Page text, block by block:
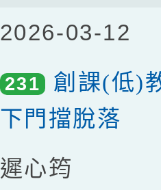
2026-03-12
231
創課(低)
下門擋脫落
遲心筠